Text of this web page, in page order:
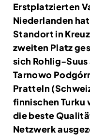
Erstplatzierten
Niederlanden
Standort in
zweiten Platz
sich Rohlig-
Tarnowo
Pratteln
finnischen Turku
die beste
Netzwerk